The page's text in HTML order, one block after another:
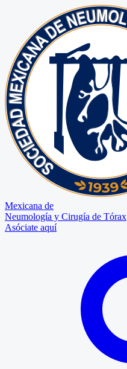
Mexicana de
Neumología y Cirugía de Tórax
Asóciate aquí